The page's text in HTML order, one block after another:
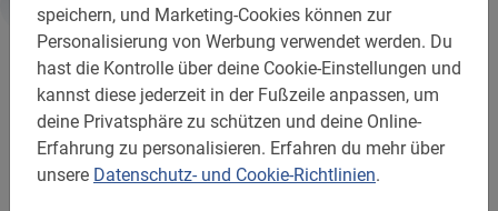
speichern, und Marketing-Cookies können zur
Personalisierung von Werbung verwendet werden. Du
hast die Kontrolle über deine Cookie-Einstellungen und
kannst diese jederzeit in der Fußzeile anpassen, um
deine Privatsphäre zu schützen und deine Online-
Erfahrung zu personalisieren. Erfahren du mehr über
unsere Datenschutz- und Cookie-Richtlinien.
Weiterführende Informationen
Gut zu wissen:
Reservierung ist Pflicht